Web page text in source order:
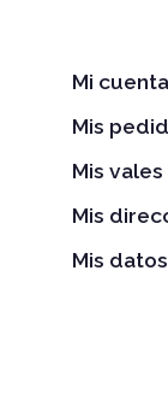
Mi cuenta
Mis
Mis
Mis
Mis